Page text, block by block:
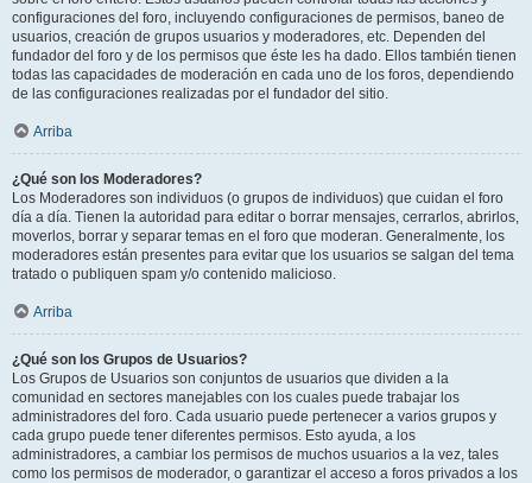
configuraciones del foro, incluyendo configuraciones de permisos, baneo de
usuarios, creación de grupos usuarios y moderadores, etc. Dependen del
fundador del foro y de los permisos que éste les ha dado. Ellos también tienen
todas las capacidades de moderación en cada uno de los foros, dependiendo
de las configuraciones realizadas por el fundador del sitio.
Arriba
¿Qué son los Moderadores?
Los Moderadores son individuos (o grupos de individuos) que cuidan el foro
día a día. Tienen la autoridad para editar o borrar mensajes, cerrarlos, abrirlos,
moverlos, borrar y separar temas en el foro que moderan. Generalmente, los
moderadores están presentes para evitar que los usuarios se salgan del tema
tratado o publiquen spam y/o contenido malicioso.
Arriba
¿Qué son los Grupos de Usuarios?
Los Grupos de Usuarios son conjuntos de usuarios que dividen a la
comunidad en sectores manejables con los cuales puede trabajar los
administradores del foro. Cada usuario puede pertenecer a varios grupos y
cada grupo puede tener diferentes permisos. Esto ayuda, a los
administradores, a cambiar los permisos de muchos usuarios a la vez, tales
como los permisos de moderador, o garantizar el acceso a foros privados a los